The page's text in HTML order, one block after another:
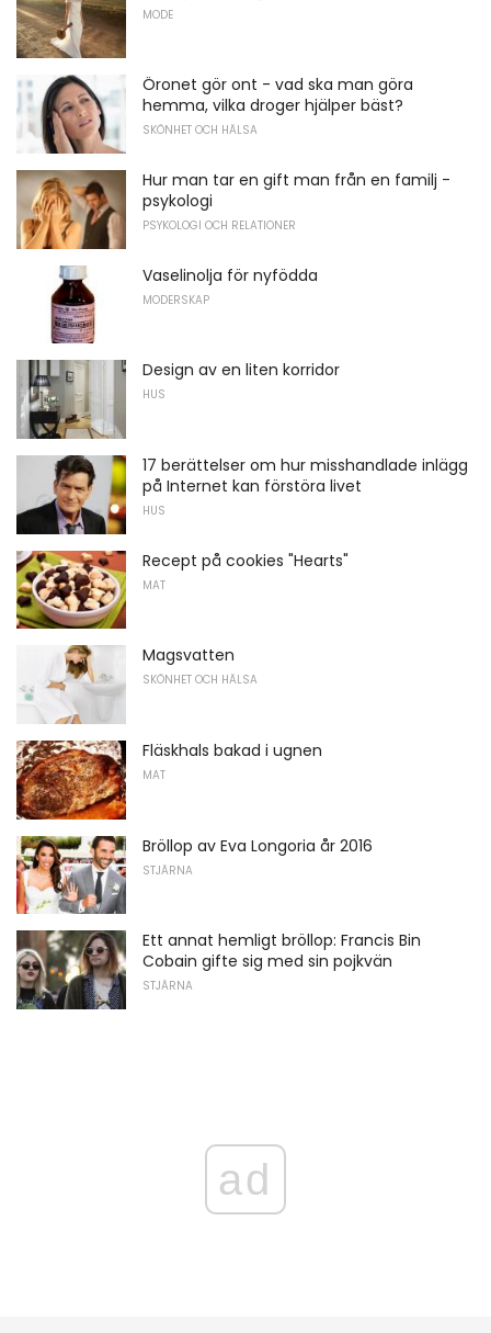
MODE
Öronet gör ont - vad ska man göra
hemma, vilka droger hjälper bäst?
SKÖNHET OCH HÄLSA
Hur man tar en gift man från en familj -
psykologi
PSYKOLOGI OCH RELATIONER
Vaselinolja för nyfödda
MODERSKAP
Design av en liten korridor
HUS
17 berättelser om hur misshandlade inlägg
på Internet kan förstöra livet
HUS
Recept på cookies "Hearts"
MAT
Magsvatten
SKÖNHET OCH HÄLSA
Fläskhals bakad i ugnen
MAT
Bröllop av Eva Longoria år 2016
STJÄRNA
Ett annat hemligt bröllop: Francis Bin
Cobain gifte sig med sin pojkvän
STJÄRNA
ad